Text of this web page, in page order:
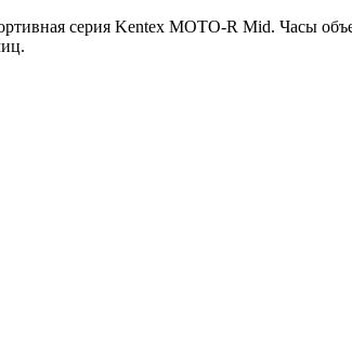
серия Kentex MOTO-R Mid. Часы